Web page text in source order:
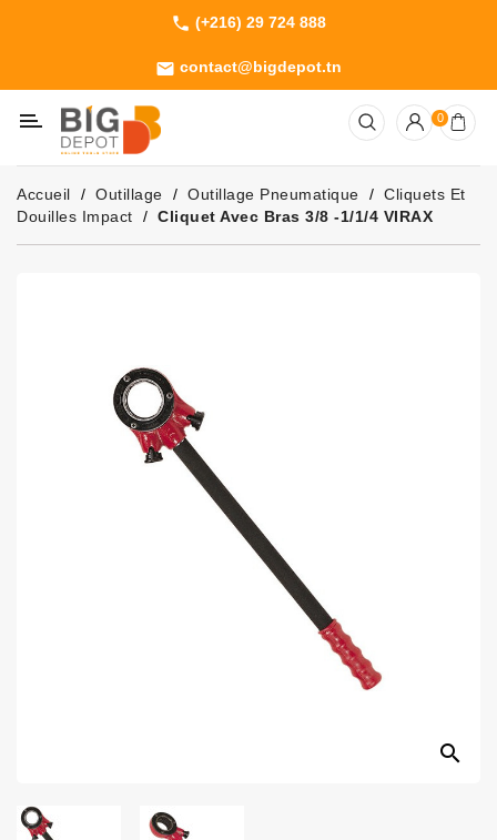
phone (+216) 29 724 888
email contact@bigdepot.tn
Machines
Outillage
Jardinage
Consommables
0
Accueil Outillage Outillage Pneumatique
Cliquets Et
Douilles Impact
Cliquet Avec Bras 3/8 -1/1/4 VIRAX
search